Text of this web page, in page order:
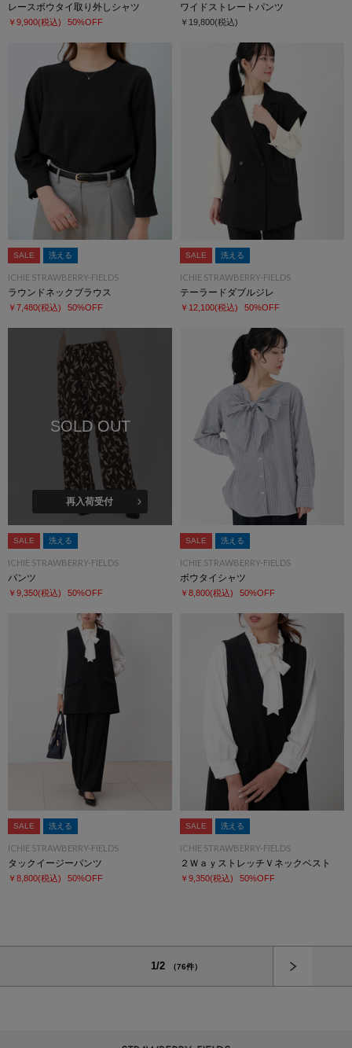
レースボウタイ取り外しシャツ
￥9,900(税込) 50%OFF
ワイドストレートパンツ
￥19,800(税込)
SALE 洗える
ICHIE STRAWBERRY-FIELDS
ラウンドネックブラウス
￥7,480(税込) 50%OFF
SALE 洗える
ICHIE STRAWBERRY-FIELDS
テーラードダブルジレ
￥12,100(税込) 50%OFF
SOLD OUT
再入荷受付
SALE 洗える
ICHIE STRAWBERRY-FIELDS
パンツ
￥9,350(税込) 50%OFF
SALE 洗える
ICHIE STRAWBERRY-FIELDS
ボウタイシャツ
￥8,800(税込) 50%OFF
SALE 洗える
ICHIE STRAWBERRY-FIELDS
タックイージーパンツ
￥8,800(税込) 50%OFF
SALE 洗える
ICHIE STRAWBERRY-FIELDS
２ＷａｙストレッチＶネックベスト
￥9,350(税込) 50%OFF
1/2 （76件）